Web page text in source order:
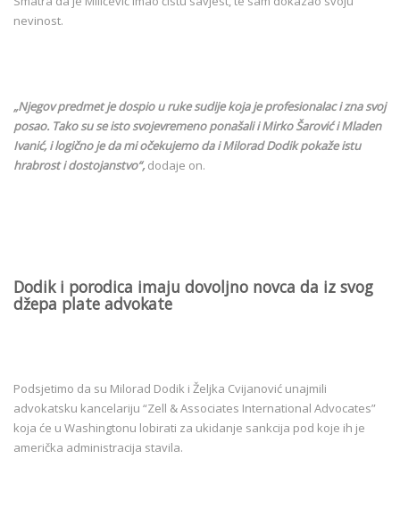
nevinost.
„Njegov predmet je dospio u ruke sudije koja je profesionalac i zna svoj
posao. Tako su se isto svojevremeno ponašali i Mirko Šarović i Mladen
Ivanić, i logično jeda mi očekujemo da i Milorad Dodik pokaže istu
hrabrost i dostojanstvo“, dodaje on.
Dodik i porodica imaju dovoljno novca da iz svog
džepa plate advokate
Podsjetimo da su Milorad Dodik i Željka Cvijanović unajmili
advokatsku kancelariju “Zell & Associates International Advocates”
koja će u Washingtonu lobirati za ukidanje sankcija pod koje ih je
američka administracija stavila.